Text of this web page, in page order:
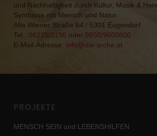
und Nachhaltigkeit durch Kultur, Musik &
Symbiose mit Mensch und Natur.
Alte Wiener Straße 64 / 5301 Eugendorf
Tel.: 06225/2196 oder 0650/9600800
E-Mail-Adresse: info@die-arche.at
Projekte
MENSCH SEIN und LEBENSHILFEN